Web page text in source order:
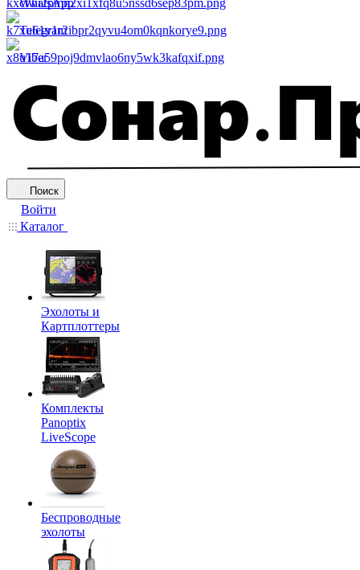
WhatsApp
Telegram
Viber
Поиск
Войти
Каталог
Эхолоты и
Картплоттеры
Комплекты
Panoptix
LiveScope
Беспроводные
эхолоты